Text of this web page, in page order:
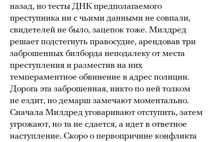
назад, но тесты ДНК предполагаемого
преступника ни с чьими данными не совпали,
свидетелей не было, зацепок тоже. Милдред
решает подстегнуть правосудие, арендовав три
заброшенных билборда неподалеку от места
преступления и разместив на них
темпераментное обвинение в адрес полиции.
Дорога эта заброшенная, никто по ней толком
не ездит, но демарш замечают моментально.
Сначала Милдред уговаривают отступить, затем
угрожают, но та не сдается, а идет в ответное
наступление. Скоро о первопричине конфликта